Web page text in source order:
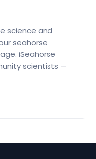
science and
seahorse
iSeahorse
scientists —